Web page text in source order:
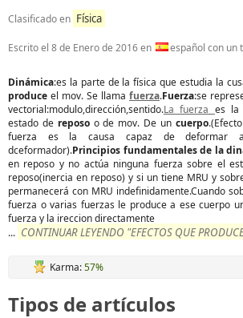
Clasificado en Física
Escrito el 8 de Enero de 2016en español con un
Dinámica:es la parte de la física que estudia la
produce el mov. Se llama fuerza.Fuerza:se
vectorial:modulo,dirección,sentido.La fuerza es la
estado de reposoo de mov. De un cuerpo
fuerza es la causa capaz de deformar
dceformador).Principios fundamentales de la
en reposo y no actúa ninguna fuerza sobre el
reposo(inercia en reposo) y si un tiene MRU y
permanecerá con MRU indefinidamente.Cuando
fuerza o varias fuerzas le produce a ese cuerpo
fuerza y la ireccion directamente
... CONTINUAR LEYENDO "EFECTOS QUE
Karma:57%
Tipos de artículos